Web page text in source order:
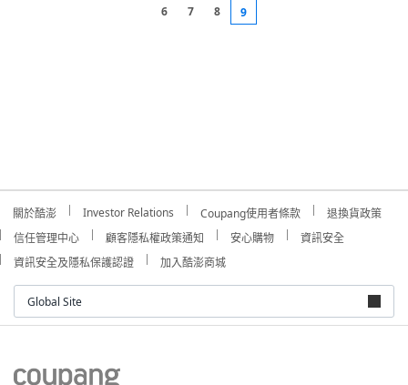
6 7 8 9
關於酷澎 Investor Relations Coupang使用者條款
退換貨政策
信任管理中心
顧客隱私權政策通知 安心購物
資訊安全
資訊安全及隱私保護認證
加入酷澎商城
Global Site